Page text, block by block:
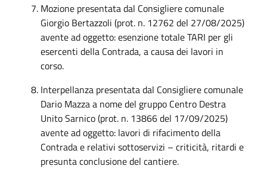
Mozione presentata dal Consigliere comunale
Giorgio Bertazzoli (prot. n. 12762 del 27/08/2025)
avente ad oggetto: esenzione totale TARI per gli
esercenti della Contrada, a causa dei lavori in
corso.
Interpellanza presentata dal Consigliere comunale
Dario Mazza a nome del gruppo Centro Destra
Unito Sarnico (prot. n. 13866 del 17/09/2025)
avente ad oggetto: lavori di rifacimento della
Contrada e relativi sottoservizi – criticità, ritardi e
presunta conclusione del cantiere.